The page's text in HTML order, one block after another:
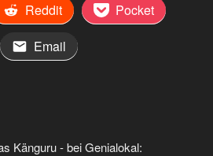
Reddit
Pocket
Email
Känguru - bei Genialokal: